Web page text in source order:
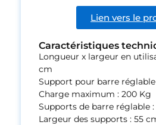
Lien vers le
Caractéristiques
Longueur x largeur en
cm
Support pour barre réglable
Charge maximum : 200 Kg
Supports de barre réglable :
Largeur des supports : 55